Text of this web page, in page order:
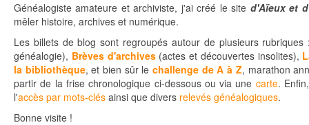
Généalogiste amateure et archiviste, j'ai créé le site d'Aïeux et
mêler histoire, archives et numérique.
Les billets de blog sont regroupés autour de plusieurs
généalogie), Brèves d'archives (actes et découvertes insolites),
la bibliothèque, et bien sûr lechallenge de A à Z, marathon
partir de la frise chronologique ci-dessous ou via une carte.
l'accès par mots-clés ainsi que divers relevés généalogiques.
Bonne visite !